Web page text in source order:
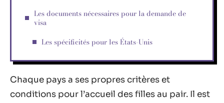
Les documents nécessaires pour la demande de
visa
Les spécificités pour les États-Unis
Chaque pays a ses propres critères et
conditions pour l’accueil des filles au pair. Il est